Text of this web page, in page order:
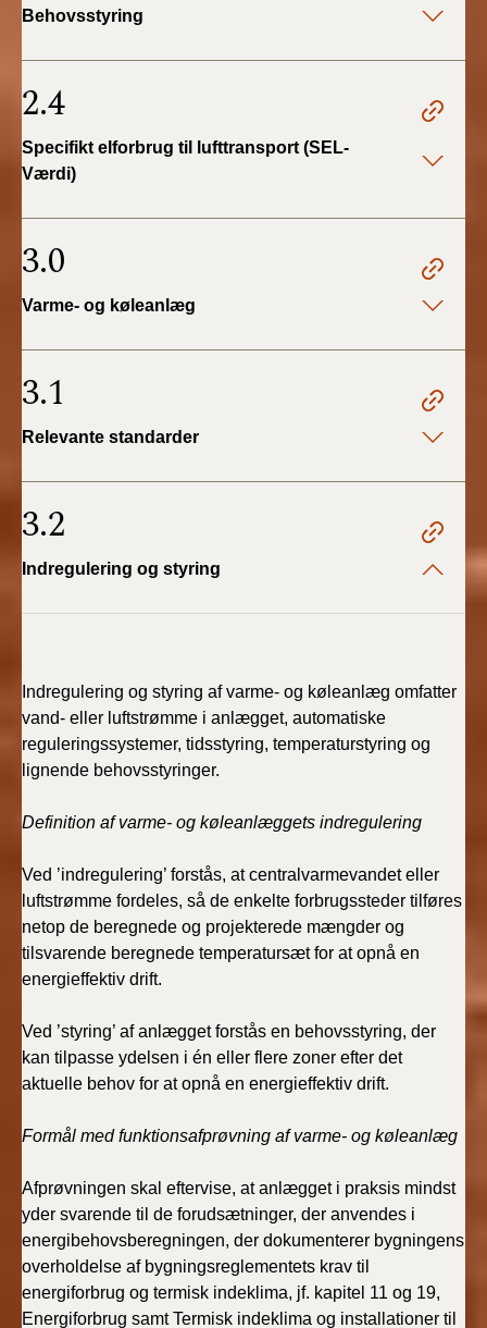
Behovsstyring
2.4
Specifikt elforbrug til lufttransport (SEL-
Værdi)
3.0
Varme- og køleanlæg
3.1
Relevante standarder
3.2
Indregulering og styring
Indregulering og styring af varme- og køleanlæg omfatter
vand- eller luftstrømme i anlægget, automatiske
reguleringssystemer, tidsstyring, temperaturstyring og
lignende behovsstyringer.
Definition af varme- og køleanlæggets indregulering
Ved ’indregulering’ forstås, at centralvarmevandet eller
luftstrømme fordeles, så de enkelte forbrugssteder tilføres
netop de beregnede og projekterede mængder og
tilsvarende beregnede temperatursæt for at opnå en
energieffektiv drift.
Ved ’styring’ af anlægget forstås en behovsstyring, der
kan tilpasse ydelsen i én eller flere zoner efter det
aktuelle behov for at opnå en energieffektiv drift.
Formål med funktionsafprøvning af varme- og køleanlæg
Afprøvningen skal eftervise, at anlægget i praksis mindst
yder svarende til de forudsætninger, der anvendes i
energibehovsberegningen, der dokumenterer bygningens
overholdelse af bygningsreglementets krav til
energiforbrug og termisk indeklima, jf. kapitel 11 og 19,
Energiforbrug samt Termisk indeklima og installationer til